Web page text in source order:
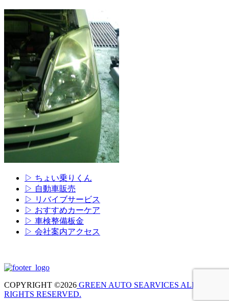
▷ ちょい乗りくん
▷ 自動車販売
▷ リバイブサービス
▷ おすすめカーケア
▷ 車検整備板金
▷ 会社案内アクセス
COPYRIGHT ©2026 GREEN AUTO SEARVICES ALL
RIGHTS RESERVED.